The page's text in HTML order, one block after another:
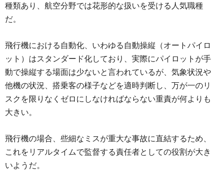
種類あり、航空分野では花形的な扱いを受ける人気職種
だ。
飛行機における自動化、いわゆる自動操縦（オートパイロ
ット）はスタンダード化しており、実際にパイロットが手
動で操縦する場面は少ないと言われているが、気象状況や
他機の状況、搭乗客の様子などを適時判断し、万が一のリ
スクを限りなくゼロにしなければならない重責が何よりも
大きい。
飛行機の場合、些細なミスが重大な事故に直結するため、
これをリアルタイムで監督する責任者としての役割が大き
いようだ。